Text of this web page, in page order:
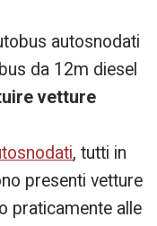
autosnodati
da 12m diesel
vetture
, tutti in
presenti vetture
praticamente alle